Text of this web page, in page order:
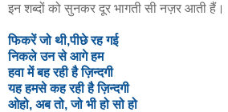
इन शब्दों को सुनकर दूर भागती सी नज़र आती हैं।
फिकरें जो थी,पीछे रह गई
निकले उन से आगे हम
हवा में बह रही है ज़िन्दगी
यह हमसे कह रही है ज़िन्दगी
ओहो, अब तो, जो भी हो सो हो